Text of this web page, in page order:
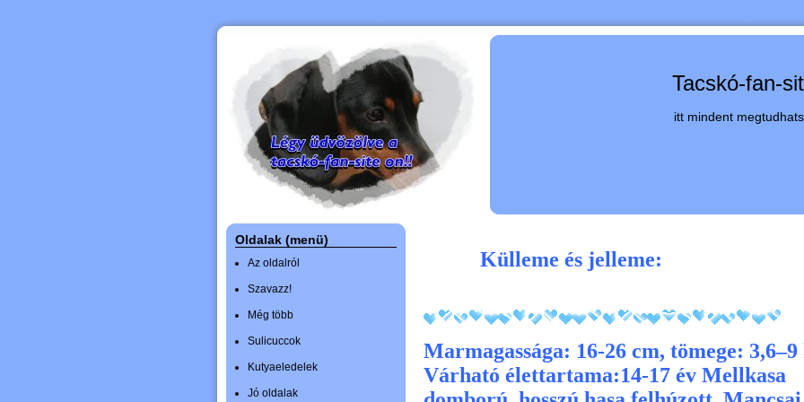
Tacskó-fan-
itt mindent
Oldalak (menü)
Az oldalról
Szavazz!
Még több
Sulicuccok
Kutyaeledelek
Jó oldalak
Külleme és jelleme:
Marmagassága: 16-26 cm, tömege: 3,6–9
Várható élettartama:14-17 év Mellkasa